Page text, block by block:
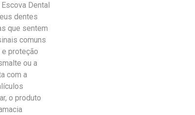
Dental
dentes
que sentem
comuns
proteção
ou a
com a
o produto